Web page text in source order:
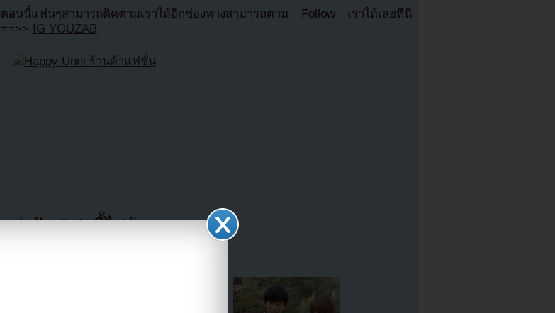
ตอนนี้แฟนๆสามารถติดตามเราได้อีกช่องทางสามารถตาม Follow เราได้เลยที่นี่
==>> IG YOUZAB
แบ่งปัน link นี้ไปยัง